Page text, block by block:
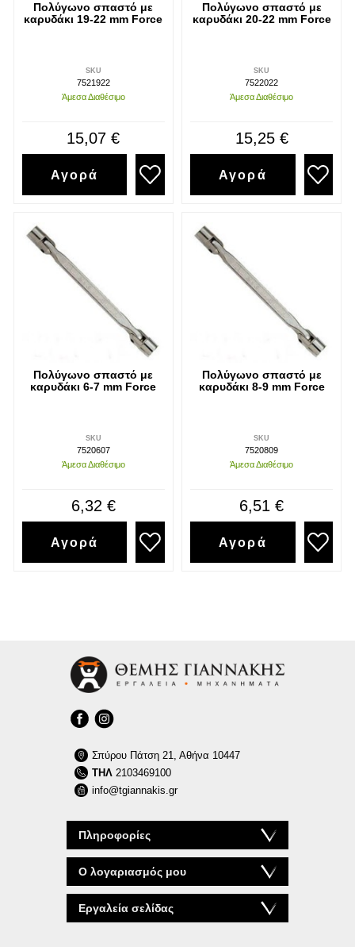
Πολύγωνο σπαστό με
καρυδάκι 19-22 mm Force
SKU
7521922
Άμεσα Διαθέσιμο
15,07 €
Αγορά
Πολύγωνο σπαστό με
καρυδάκι 20-22 mm Force
SKU
7522022
Άμεσα Διαθέσιμο
15,25 €
Αγορά
Πολύγωνο σπαστό με
καρυδάκι 6-7 mm Force
SKU
7520607
Άμεσα Διαθέσιμο
6,32 €
Αγορά
Πολύγωνο σπαστό με
καρυδάκι 8-9 mm Force
SKU
7520809
Άμεσα Διαθέσιμο
6,51 €
Αγορά
Πληροφορίες
Ο λογαριασμός μου
Εργαλεία σελίδας
Σπύρου Πάτση 21, Αθήνα 10447
ΤΗΛ2103469100
info@tgiannakis.gr